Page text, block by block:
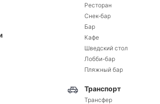
Ресторан
Снек-бар
Бар
Кафе
Шведский стол
Лобби-бар
Пляжный бар
Транспорт
Трансфер